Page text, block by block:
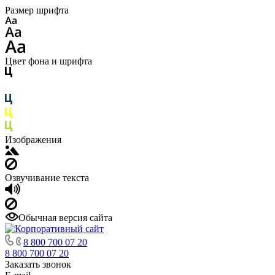
Размер шрифта
Цвет фона и шрифта
Изображения
Озвучивание текста
Обычная версия сайта
8 800 700 07 20
8 800 700 07 20
Заказать звонок